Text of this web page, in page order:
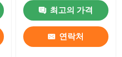
최고의 가격
연락처